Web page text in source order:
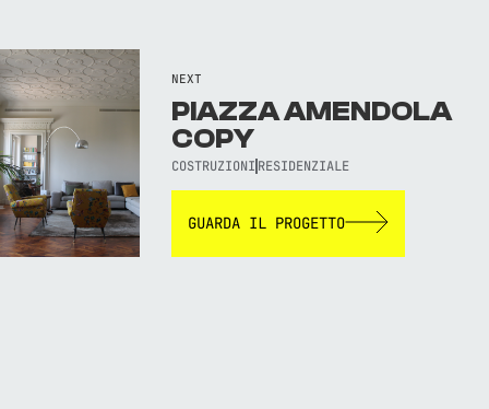
NEXT
PIAZZA AMENDOLA
COPY
COSTRUZIONI RESIDENZIALE
GUARDA IL PROGETTO